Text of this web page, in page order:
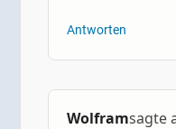
Antworten
Wolframsagte